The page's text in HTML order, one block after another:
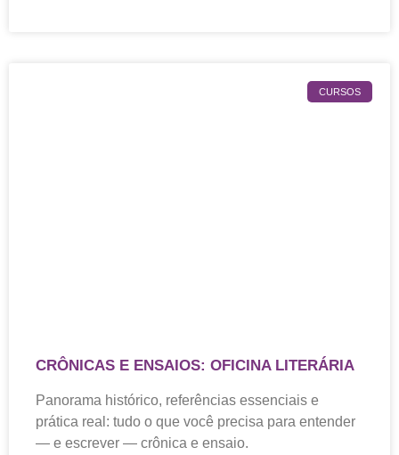
CURSOS
CRÔNICAS E ENSAIOS: OFICINA LITERÁRIA
Panorama histórico, referências essenciais e
prática real: tudo o que você precisa para entender
— e escrever — crônica e ensaio.